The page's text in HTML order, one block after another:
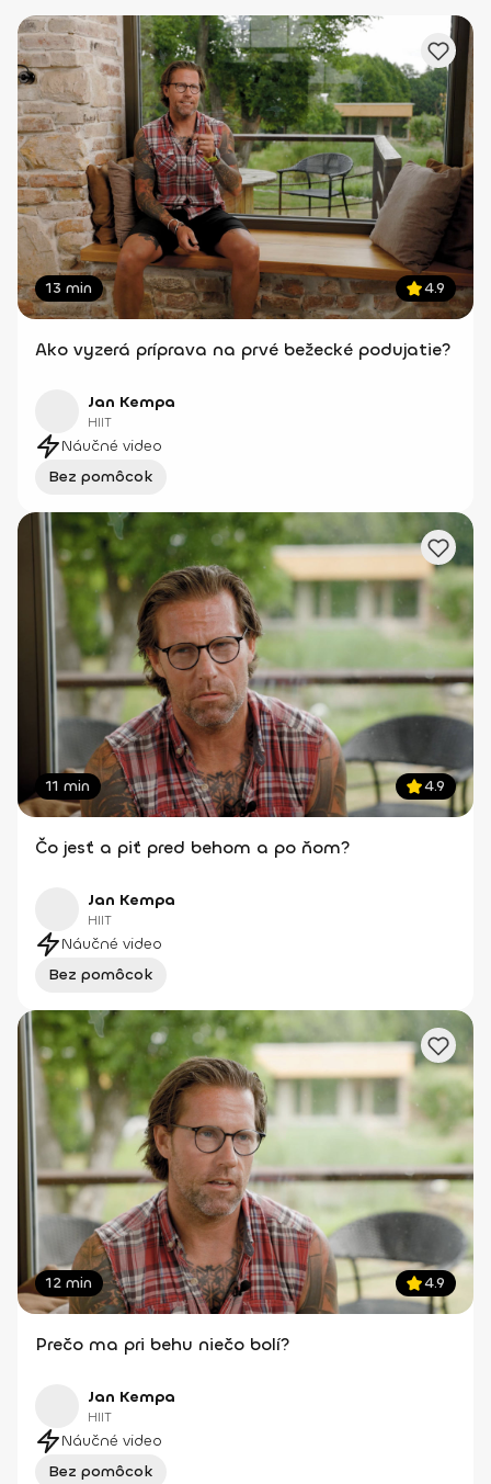
13 min 4.9
Ako vyzerá príprava na prvé bežecké podujatie?
Jan Kempa
HIIT
Náučné video
Bez pomôcok
11 min 4.9
Čo jesť a piť pred behom a po ňom?
Jan Kempa
HIIT
Náučné video
Bez pomôcok
12 min 4.9
Prečo ma pri behu niečo bolí?
Jan Kempa
HIIT
Náučné video
Bez pomôcok